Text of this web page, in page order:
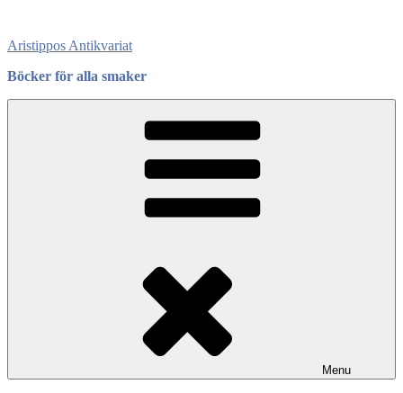
content
Aristippos Antikvariat
Böcker för alla smaker
Menu